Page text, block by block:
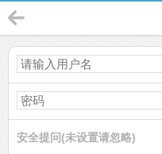
安全提问(未设置请忽略)